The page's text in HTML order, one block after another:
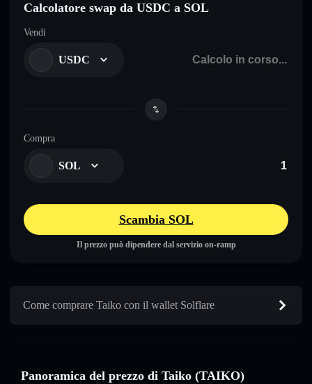
Calcolatore swap da USDC a SOL
Vendi
USDC
Compra
SOL
Scambia SOL
Il prezzo può dipendere dal servizio on-ramp
Come comprare Taiko con il wallet Solflare
Panoramica del prezzo di Taiko (TAIKO)